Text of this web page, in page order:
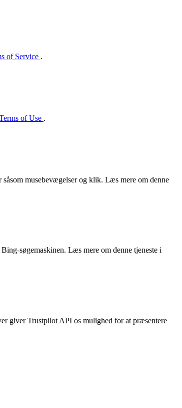
of Service .
of Use .
musebevægelser og klik. Læs mere om denne
søgemaskinen. Læs mere om denne tjeneste i
giver Trustpilot API os mulighed for at præsentere